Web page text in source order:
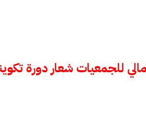
للجمعيات شعار دورة